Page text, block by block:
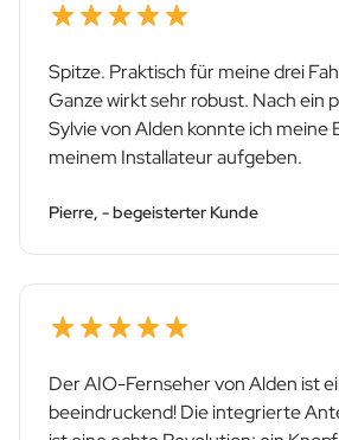
Spitze. Praktisch für meine drei
Ganze wirkt sehr robust. Nach ein
Sylvie von Alden konnte ich meine
meinem Installateur aufgeben.
Pierre, - begeisterter Kunde
Der AIO-Fernseher von Alden ist
beeindruckend! Die integrierte